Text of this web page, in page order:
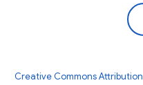
ترخيص Creative Commons Attribution